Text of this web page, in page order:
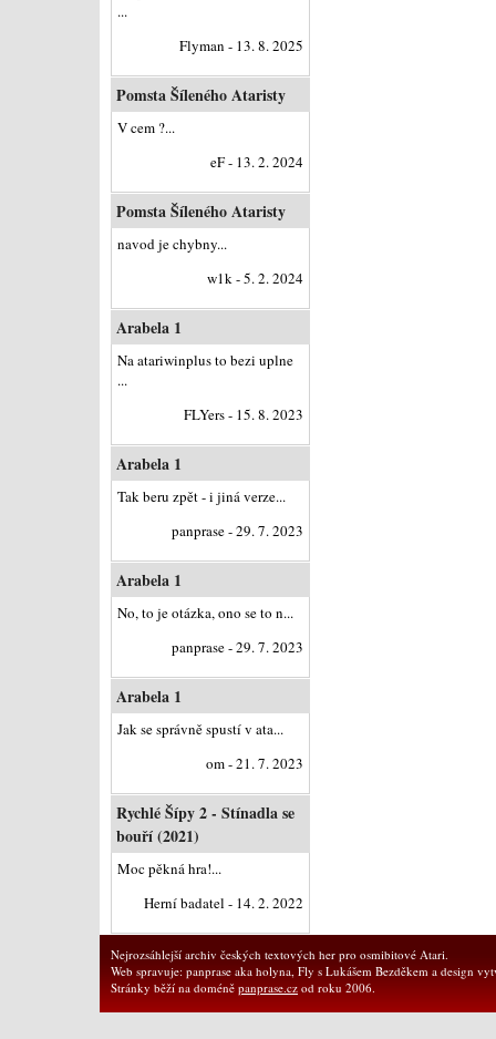
...
Flyman - 13. 8. 2025
Pomsta Šíleného Ataristy
V cem ?...
eF - 13. 2. 2024
Pomsta Šíleného Ataristy
navod je chybny...
w1k - 5. 2. 2024
Arabela 1
Na atariwinplus to bezi uplne
...
FLYers - 15. 8. 2023
Arabela 1
Tak beru zpět - i jiná verze...
panprase - 29. 7. 2023
Arabela 1
No, to je otázka, ono se to n...
panprase - 29. 7. 2023
Arabela 1
Jak se správně spustí v ata...
om - 21. 7. 2023
Rychlé Šípy 2 - Stínadla se
bouří (2021)
Moc pěkná hra!...
Herní badatel - 14. 2. 2022
Nejrozsáhlejší archiv českých textových her pro osmibitové Atari.
Web spravuje: panprase aka holyna, Fly s Lukášem Bezděkem a design
Stránky běží na doméně panprase.cz od roku 2006.